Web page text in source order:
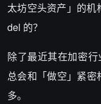
太坊空头资产」的
del 的？
除了最近其在加密
总会和「做空」紧
多。